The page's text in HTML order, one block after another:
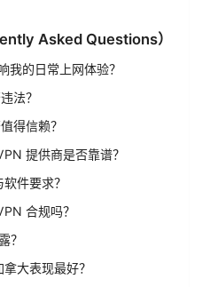
Asked Questions）
我的日常上网体验？
法？
得信赖？
提供商是否靠谱？
件要求？
合规吗？
？
大表现最好？